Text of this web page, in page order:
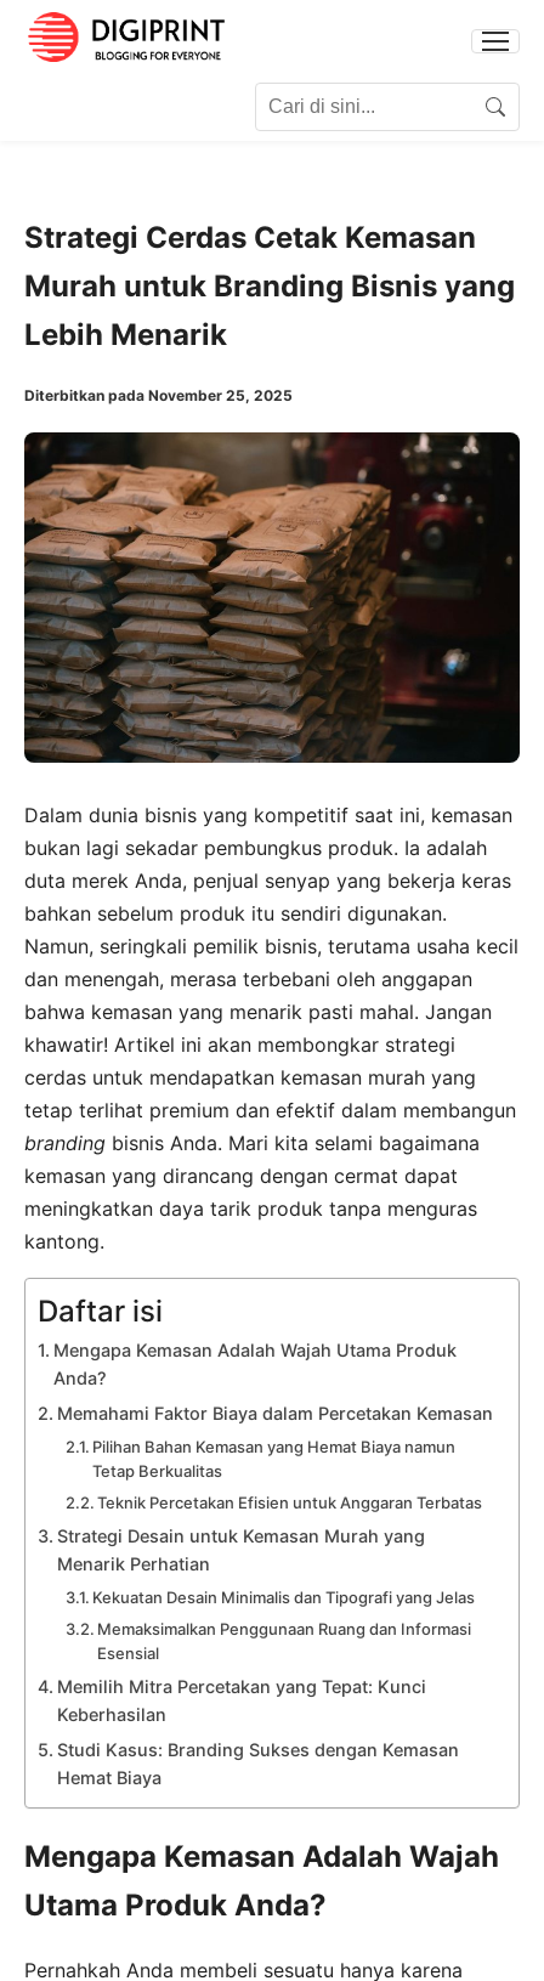
Search
Strategi Cerdas Cetak Kemasan
Murah untuk Branding Bisnis yang
Lebih Menarik
Diterbitkan pada November 25, 2025
Dalam dunia bisnis yang kompetitif saat ini, kemasan
bukan lagi sekadar pembungkus produk. Ia adalah
duta merek Anda, penjual senyap yang bekerja keras
bahkan sebelum produk itu sendiri digunakan.
Namun, seringkali pemilik bisnis, terutama usaha kecil
dan menengah, merasa terbebani oleh anggapan
bahwa kemasan yang menarik pasti mahal. Jangan
khawatir! Artikel ini akan membongkar strategi
cerdas untuk mendapatkan kemasan murah yang
tetap terlihat premium dan efektif dalam membangun
branding bisnis Anda. Mari kita selami bagaimana
kemasan yang dirancang dengan cermat dapat
meningkatkan daya tarik produk tanpa menguras
kantong.
Daftar isi
Mengapa Kemasan Adalah Wajah Utama Produk
Anda?
Memahami Faktor Biaya dalam Percetakan Kemasan
Pilihan Bahan Kemasan yang Hemat Biaya namun
Tetap Berkualitas
Teknik Percetakan Efisien untuk Anggaran Terbatas
Strategi Desain untuk Kemasan Murah yang
Menarik Perhatian
Kekuatan Desain Minimalis dan Tipografi yang Jelas
Memaksimalkan Penggunaan Ruang dan Informasi
Esensial
Memilih Mitra Percetakan yang Tepat: Kunci
Keberhasilan
Studi Kasus: Branding Sukses dengan Kemasan
Hemat Biaya
Mengapa Kemasan Adalah Wajah
Utama Produk Anda?
Pernahkah Anda membeli sesuatu hanya karena